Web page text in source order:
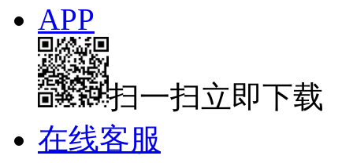
APP
扫一扫立即下载
在线客服